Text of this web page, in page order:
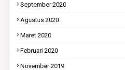
September 2020
Agustus 2020
Maret 2020
Februari 2020
November 2019